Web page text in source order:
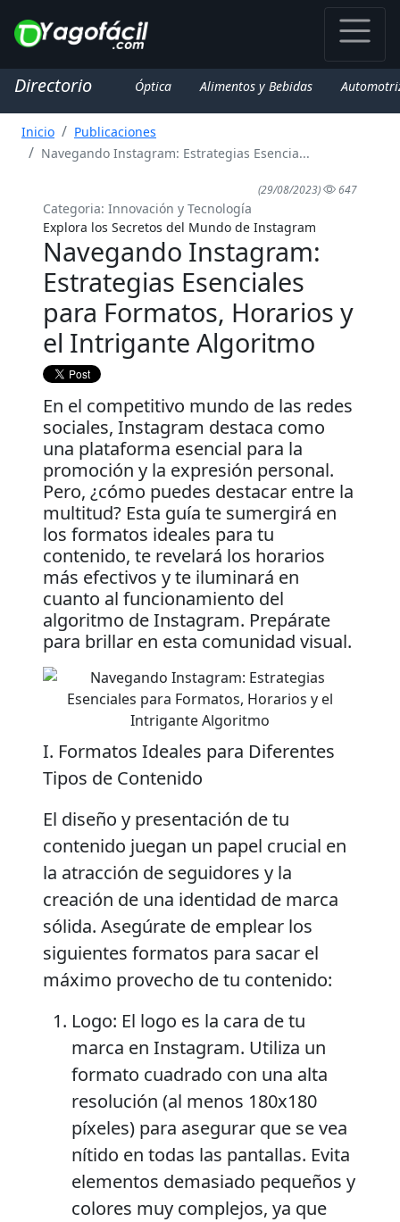
Directorio Óptica Alimentos y Bebidas
Inicio
Publicaciones
Navegando Instagram: Estrategias Esencia...
(29/08/2023) 647
Categoria: Innovación y Tecnología
Explora los Secretos del Mundo de Instagram
Navegando Instagram:
Estrategias Esenciales
para Formatos, Horarios y
el Intrigante Algoritmo
En el competitivo mundo de las redes
sociales, Instagram destaca como
una plataforma esencial para la
promoción y la expresión personal.
Pero, ¿cómo puedes destacar entre la
multitud? Esta guía te sumergirá en
los formatos ideales para tu
contenido, te revelará los horarios
más efectivos y te iluminará en
cuanto al funcionamiento del
algoritmo de Instagram. Prepárate
para brillar en esta comunidad visual.
I. Formatos Ideales para Diferentes
Tipos de Contenido
El diseño y presentación de tu
contenido juegan un papel crucial en
la atracción de seguidores y la
creación de una identidad de marca
sólida. Asegúrate de emplear los
siguientes formatos para sacar el
máximo provecho de tu contenido:
Logo: El logo es la cara de tu
marca en Instagram. Utiliza un
formato cuadrado con una alta
resolución (al menos 180x180
píxeles) para asegurar que se vea
nítido en todas las pantallas. Evita
elementos demasiado pequeños y
colores muy complejos, ya que